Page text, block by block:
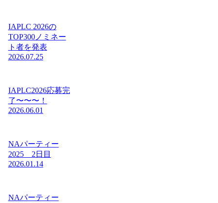
IAPLC 2026の
TOP300ノミネー
ト者を発表
2026.07.25
IAPLC2026応募完
了〜〜〜！
2026.06.01
NAパーティー
2025 2日目
2026.01.14
NAパーティー